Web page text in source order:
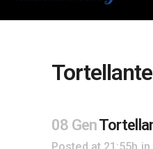
08 Gen